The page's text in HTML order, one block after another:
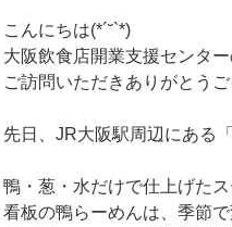
こんにちは(*´˘`*)
大阪飲食店開業支援センター
ご訪問いただきありがとうご
先日、JR大阪駅周辺にある
鴨・葱・水だけで仕上げた
看板の鴨らーめんは、季節